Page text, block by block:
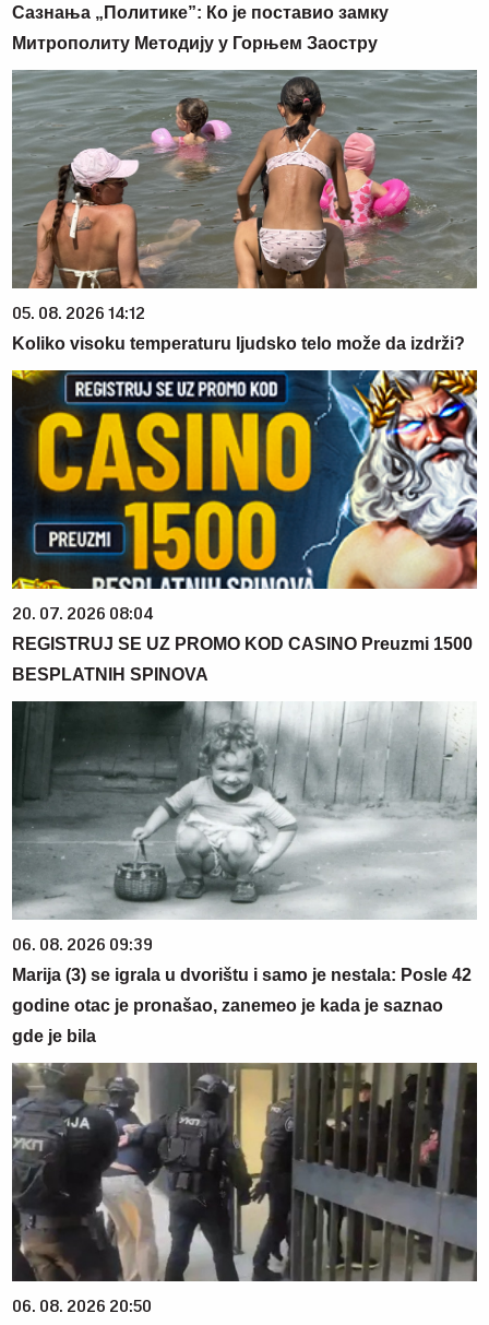
Сазнања „Политике”: Ко је поставио замку
Митрополиту Методију у Горњем Заостру
05. 08. 2026 14:12
Koliko visoku temperaturu ljudsko telo može da izdrži?
20. 07. 2026 08:04
REGISTRUJ SE UZ PROMO KOD CASINO Preuzmi 1500
BESPLATNIH SPINOVA
06. 08. 2026 09:39
Marija (3) se igrala u dvorištu i samo je nestala: Posle 42
godine otac je pronašao, zanemeo je kada je saznao
gde je bila
06. 08. 2026 20:50